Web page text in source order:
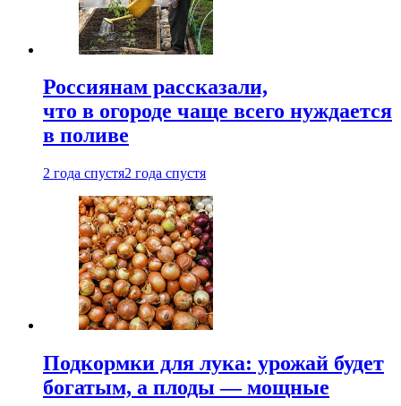
Россиянам рассказали,
что в огороде чаще всего нуждается
в поливе
2 года спустя2 года спустя
Подкормки для лука: урожай будет
богатым, а плоды — мощные